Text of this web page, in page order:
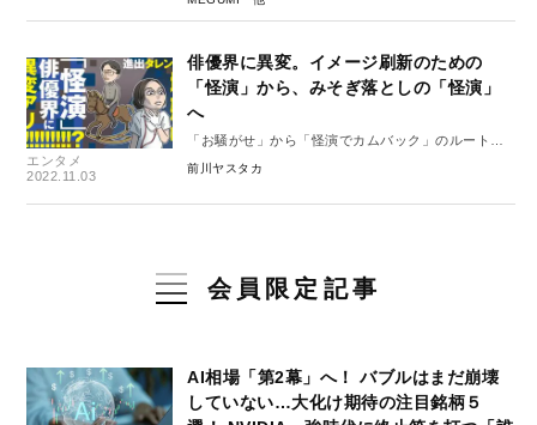
エンタメ
2022.11.03
俳優界に異変。イメージ刷新のための
「怪演」から、みそぎ落としの「怪演」
へ
「お騒がせ」から「怪演でカムバック」のルートが
定着
前川ヤスタカ
会員限定記事
AI相場「第2幕」へ！ バブルはまだ崩壊
していない…大化け期待の注目銘柄５